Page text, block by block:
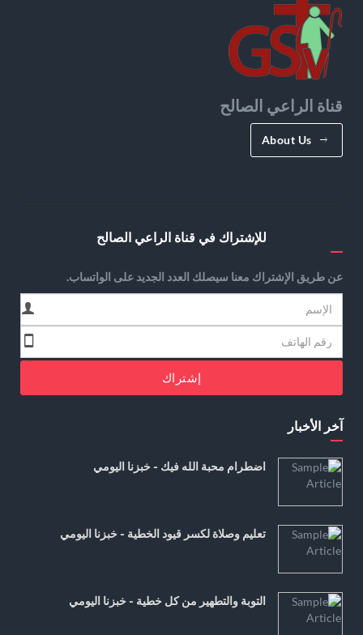
قناة الراعي الصالح
About Us
للإشتراك في قناة الراعي الصالح
عن طريق الإشتراك معنا سيصلك العدد الجديد على الواتساب.
إشتراك
آخر الأخبار
اضطرام محبة الله فيك - خبزنا اليومي
تعليم وصلاة لكسر قيود الخطية - خبزنا اليومي
التوبة والتطهير من كل خطية - خبزنا اليومي